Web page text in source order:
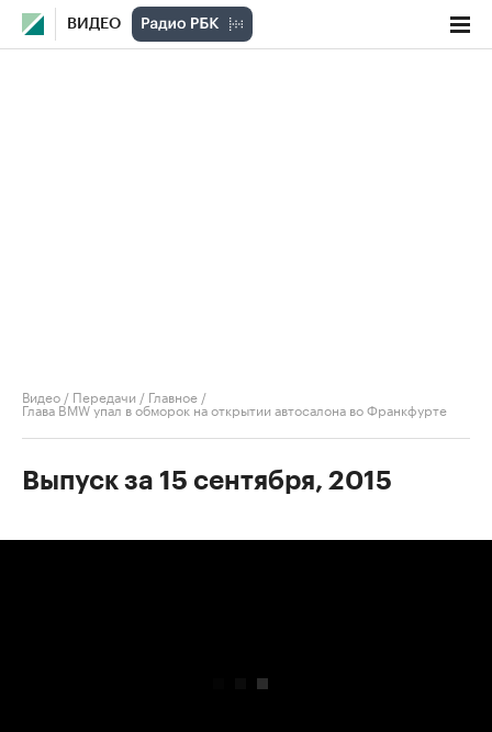
ВИДЕО
Видео / Передачи / Главное /
Глава BMW упал в обморок на открытии автосалона во Франкфурте
Выпуск за 15 сентября, 2015